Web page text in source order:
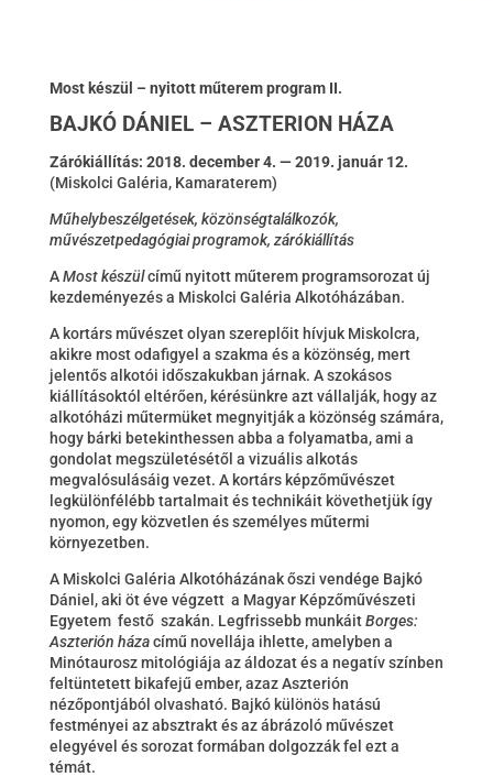
Most készül – nyitott műterem program II.
BAJKÓ DÁNIEL – ASZTERION HÁZA
Zárókiállítás: 2018. december 4. — 2019. január 12.
(Miskolci Galéria, Kamaraterem)
Műhelybeszélgetések, közönségtalálkozók,
művészetpedagógiai programok, zárókiállítás
AMost készülcímű nyitott műterem programsorozat új
kezdeményezés a Miskolci Galéria Alkotóházában.
A kortárs művészet olyan szereplőit hívjuk Miskolcra,
akikre most odafigyel a szakma és a közönség, mert
jelentős alkotói időszakukban járnak. A szokásos
kiállításoktól eltérően, kérésünkre azt vállalják, hogy az
alkotóházi műtermüket megnyitják a közönség számára,
hogy bárki betekinthessen abba a folyamatba, ami a
gondolat megszületésétől a vizuális alkotás
megvalósulásáig vezet. A kortárs képzőművészet
legkülönfélébb tartalmait és technikáit követhetjük így
nyomon, egy közvetlen és személyes műtermi
környezetben.
A Miskolci Galéria Alkotóházának őszi vendége Bajkó
Dániel, aki öt éve végzett a Magyar Képzőművészeti
Egyetem festő szakán. Legfrissebb munkáitBorges:
Aszterión házacímű novellája ihlette, amelyben a
Minótaurosz mitológiája az áldozat és a negatív színben
feltüntetett bikafejű ember, azaz Aszterión
nézőpontjából olvasható. Bajkó különös hatású
festményei az absztrakt és az ábrázoló művészet
elegyével és sorozat formában dolgozzák fel ezt a
témát.